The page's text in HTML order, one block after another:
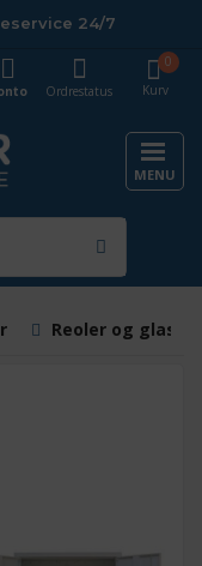
24/7
Kurv
0
Ordrestatus
MENU
Reoler og